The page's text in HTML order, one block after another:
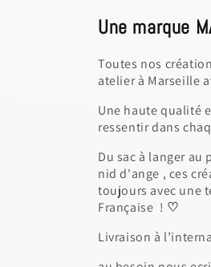
Une marque
Toutes nos
atelier à Marseille
Une haute qualité
ressentir dans
Du sac à langer
nid d'ange , ces
toujours avec une
Française ! ♡
Livraison à